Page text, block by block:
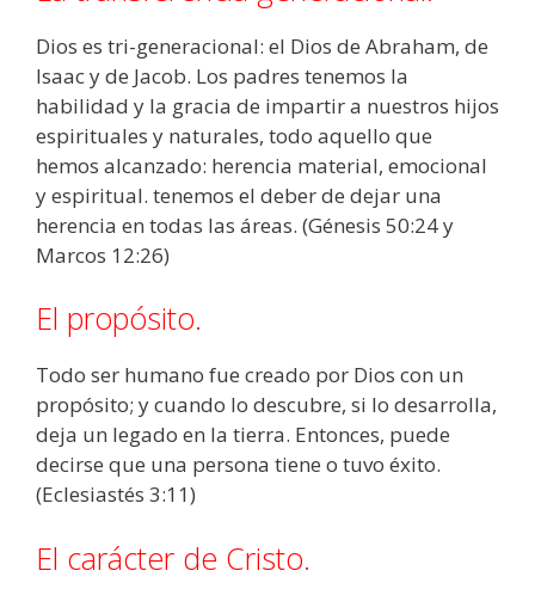
Dios es tri-generacional: el Dios de Abraham, de
Isaac y de Jacob. Los padres tenemos la
habilidad y la gracia de impartir a nuestros hijos
espirituales y naturales, todo aquello que
hemos alcanzado: herencia material, emocional
y espiritual. tenemos el deber de dejar una
herencia en todas las áreas. (Génesis 50:24 y
Marcos 12:26)
El propósito.
Todo ser humano fue creado por Dios con un
propósito; y cuando lo descubre, si lo desarrolla,
deja un legado en la tierra. Entonces, puede
decirse que una persona tiene o tuvo éxito.
(Eclesiastés 3:11)
El carácter de Cristo.